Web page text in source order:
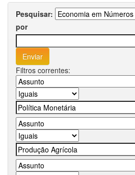
Pesquisar:
por
Filtros correntes: